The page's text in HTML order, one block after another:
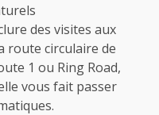
des visites aux
route circulaire de
1 ou Ring Road,
vous fait passer